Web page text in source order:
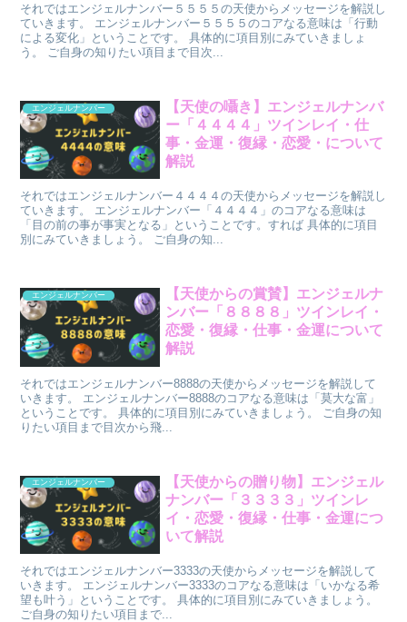
それではエンジェルナンバー５５５５の天使からメッセージを解説し
ていきます。 エンジェルナンバー５５５５のコアなる意味は「行動
による変化」ということです。 具体的に項目別にみていきましょ
う。 ご自身の知りたい項目まで目次...
エンジェルナンバー
【天使の囁き】エンジェルナンバ
ー「４４４４」ツインレイ・仕
事・金運・復縁・恋愛・について
解説
それではエンジェルナンバー４４４４の天使からメッセージを解説し
ていきます。 エンジェルナンバー「４４４４」のコアなる意味は
「目の前の事が事実となる」ということです。すれば 具体的に項目
別にみていきましょう。 ご自身の知...
エンジェルナンバー
【天使からの賞賛】エンジェルナ
ンバー「８８８８」ツインレイ・
恋愛・復縁・仕事・金運について
解説
それではエンジェルナンバー8888の天使からメッセージを解説して
いきます。 エンジェルナンバー8888のコアなる意味は「莫大な富」
ということです。 具体的に項目別にみていきましょう。 ご自身の知
りたい項目まで目次から飛...
エンジェルナンバー
【天使からの贈り物】エンジェル
ナンバー「３３３３」ツインレ
イ・恋愛・復縁・仕事・金運につ
いて解説
それではエンジェルナンバー3333の天使からメッセージを解説して
いきます。 エンジェルナンバー3333のコアなる意味は「いかなる希
望も叶う」ということです。 具体的に項目別にみていきましょう。
ご自身の知りたい項目まで...